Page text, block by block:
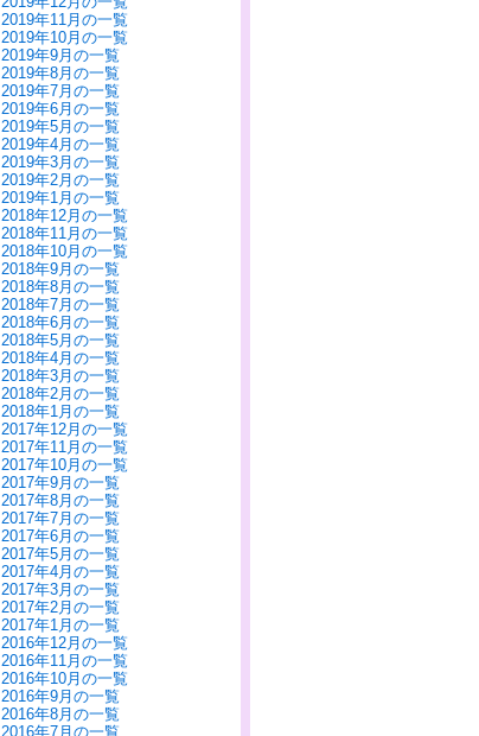
2019年11月の一覧
2019年10月の一覧
2019年9月の一覧
2019年8月の一覧
2019年7月の一覧
2019年6月の一覧
2019年5月の一覧
2019年4月の一覧
2019年3月の一覧
2019年2月の一覧
2019年1月の一覧
2018年12月の一覧
2018年11月の一覧
2018年10月の一覧
2018年9月の一覧
2018年8月の一覧
2018年7月の一覧
2018年6月の一覧
2018年5月の一覧
2018年4月の一覧
2018年3月の一覧
2018年2月の一覧
2018年1月の一覧
2017年12月の一覧
2017年11月の一覧
2017年10月の一覧
2017年9月の一覧
2017年8月の一覧
2017年7月の一覧
2017年6月の一覧
2017年5月の一覧
2017年4月の一覧
2017年3月の一覧
2017年2月の一覧
2017年1月の一覧
2016年12月の一覧
2016年11月の一覧
2016年10月の一覧
2016年9月の一覧
2016年8月の一覧
2016年7月の一覧